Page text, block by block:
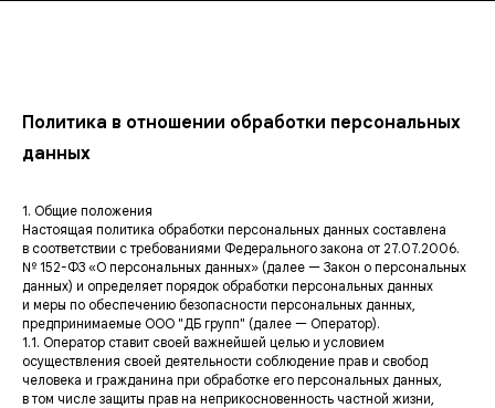
Политика в отношении обработки персональных
данных
1. Общие положения
Настоящая политика обработки персональных данных составлена
в соответствии с требованиями Федерального закона от 27.07.2006.
№ 152-ФЗ «О персональных данных» (далее — Закон о персональных
данных) и определяет порядок обработки персональных данных
и меры по обеспечению безопасности персональных данных,
предпринимаемые ООО "ДБ групп" (далее — Оператор).
1.1. Оператор ставит своей важнейшей целью и условием
осуществления своей деятельности соблюдение прав и свобод
человека и гражданина при обработке его персональных данных,
в том числе защиты прав на неприкосновенность частной жизни,